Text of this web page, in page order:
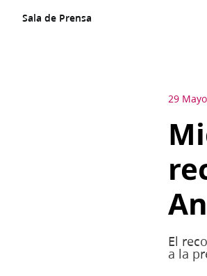
Sala de Prensa
29
El
a la